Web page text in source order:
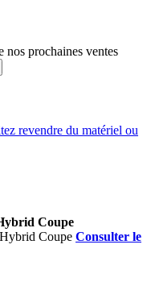
prochaines ventes
Coupe
Consulter le